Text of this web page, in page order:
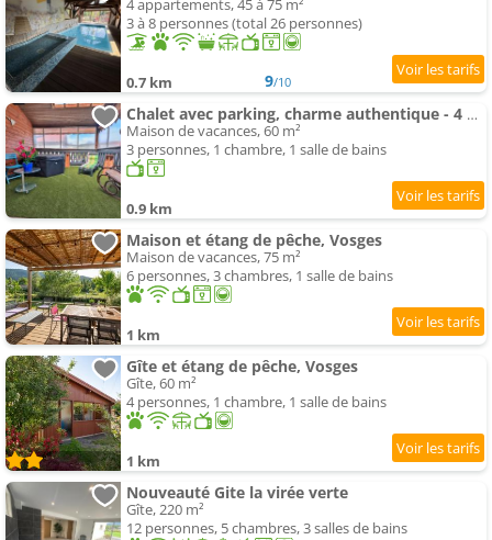
4 appartements, 45 à 75 m²
3 à 8 personnes (total 26 personnes)
0.7 km 9/10
Chalet avec parking, charme authentique - 4 pers. - FR-1-589-865
Maison de vacances, 60 m²
3 personnes, 1 chambre, 1 salle de bains
0.9 km
Maison et étang de pêche, Vosges
Maison de vacances, 75 m²
6 personnes, 3 chambres, 1 salle de bains
1 km
Gîte et étang de pêche, Vosges
Gîte, 60 m²
4 personnes, 1 chambre, 1 salle de bains
1 km
Nouveauté Gite la virée verte
Gîte, 220 m²
12 personnes, 5 chambres, 3 salles de bains